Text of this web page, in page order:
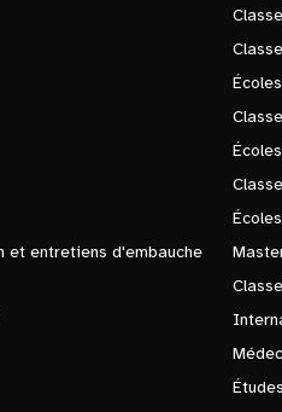
et entretiens d'embauche